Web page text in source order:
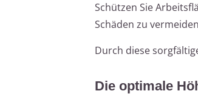
Schützen Sie
Schäden zu
Durch diese
Die optimale